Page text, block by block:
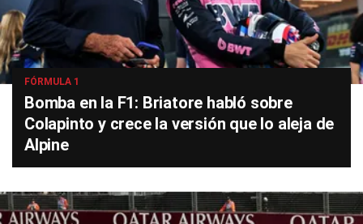
FÓRMULA 1
Bomba en la F1: Briatore habló sobre
Colapinto y crece la versión que lo aleja de
Alpine